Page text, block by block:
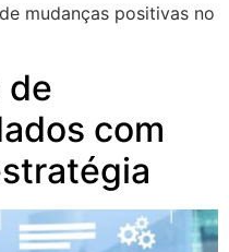
mudanças positivas no
de
com